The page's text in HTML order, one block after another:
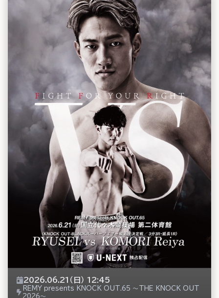
2026.06.21（日） 12:45
REMY presents KNOCK OUT.65 ～THE KNOCK OUT
2026～